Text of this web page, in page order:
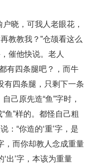
晓，可我人老眼花，
教教我？”仓颉看这么
催他快说。老人
都有四条腿吧？，而牛
有四条腿，只剩下一条
己原先造“鱼”字时，
鱼”样的。都怪自己粗
：“你造的‘重’字，是
，而你却教人念成重量
‘出’字，本该为重量